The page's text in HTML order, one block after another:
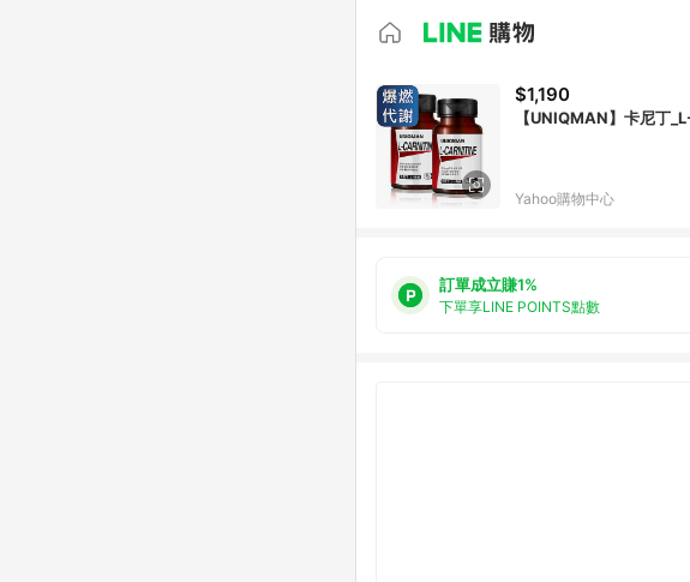
$1,190
【UNIQMAN】卡尼丁
Yahoo購物中心
訂單成立賺1%
下單享LINE POINTS點數